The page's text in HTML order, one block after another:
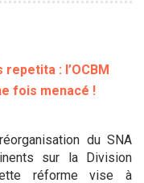
repetita : l’OCBM
fois menacé !
du SNA
sur la Division
réforme vise à